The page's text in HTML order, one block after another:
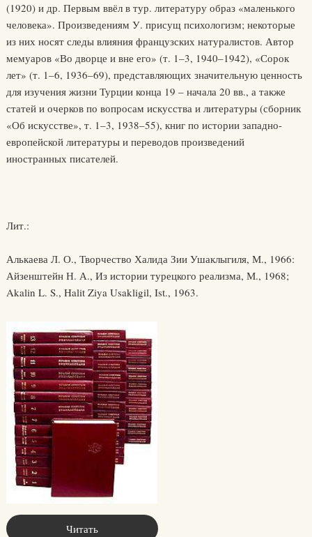
(1920) и др. Первым ввёл в тур. литературу образ «маленького
человека». Произведениям У. присущ психологизм; некоторые
из них носят следы влияния французских натуралистов. Автор
мемуаров «Во дворце и вне его» (т. 1–3, 1940–1942), «Сорок
лет» (т. 1–6, 1936–69), представляющих значительную ценность
для изучения жизни Турции конца 19 – начала 20 вв., а также
статей и очерков по вопросам искусства и литературы (сборник
«Об искусстве», т. 1–3, 1938–55), книг по истории западно-
европейской литературы и переводов произведений
иностранных писателей.
Лит.:
Алькаева Л. О., Творчество Халида Зии Ушаклыгиля, М., 1966:
Айзенштейн Н. А., Из истории турецкого реализма, М., 1968;
Akalin L. S., Halit Ziya Usakligil, Ist., 1963.
Читать